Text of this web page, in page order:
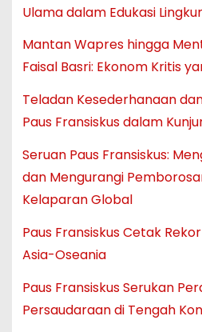
Ulama dalam Edukasi
Mantan Wapres hingga
Faisal Basri: Ekonom Kritis
Teladan Kesederhanaan
Paus Fransiskus dalam
Seruan Paus Fransiskus:
dan Mengurangi
Kelaparan Global
Paus Fransiskus Cetak
Asia-Oseania
Paus Fransiskus Serukan
Persaudaraan di Tengah